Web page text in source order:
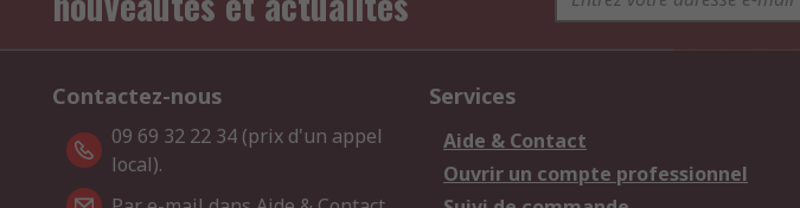
Contactez-nous
09 69 32 22 34 (prix d'un appel
local).
Services
Aide & Contact
Ouvrir un compte professionnel